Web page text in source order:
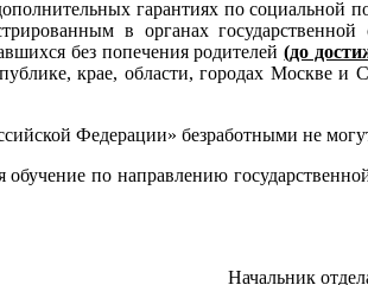
гарантиях по социальной
в органах
без попечения родителей(до
крае, области, городах Москве и
Федерации» безработными не
по направлению
Начальник